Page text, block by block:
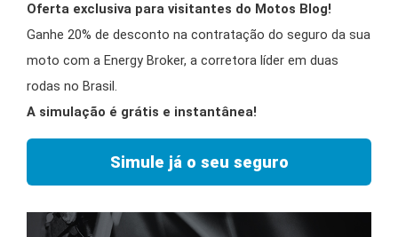
Oferta exclusiva para visitantes do Motos Blog!
Ganhe 20% de desconto na contratação do seguro da sua
moto com a Energy Broker, a corretora líder em duas
rodas no Brasil.
A simulação é grátis e instantânea!
Simule já o seu seguro